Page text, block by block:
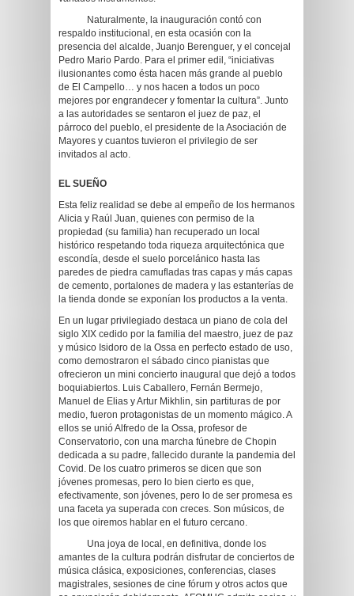
Naturalmente, la inauguración contó con
respaldo institucional, en esta ocasión con la
presencia del alcalde, Juanjo Berenguer, y el concejal
Pedro Mario Pardo. Para el primer edil, “iniciativas
ilusionantes como ésta hacen más grande al pueblo
de El Campello… y nos hacen a todos un poco
mejores por engrandecer y fomentar la cultura”. Junto
a las autoridades se sentaron el juez de paz, el
párroco del pueblo, el presidente de la Asociación de
Mayores y cuantos tuvieron el privilegio de ser
invitados al acto.
EL SUEÑO
Esta feliz realidad se debe al empeño de los hermanos
Alicia y Raúl Juan, quienes con permiso de la
propiedad (su familia) han recuperado un local
histórico respetando toda riqueza arquitectónica que
escondía, desde el suelo porcelánico hasta las
paredes de piedra camufladas tras capas y más capas
de cemento, portalones de madera y las estanterías de
la tienda donde se exponían los productos a la venta.
En un lugar privilegiado destaca un piano de cola del
siglo XIX cedido por la familia del maestro, juez de paz
y músico Isidoro de la Ossa en perfecto estado de uso,
como demostraron el sábado cinco pianistas que
ofrecieron un mini concierto inaugural que dejó a todos
boquiabiertos. Luis Caballero, Fernán Bermejo,
Manuel de Elias y Artur Mikhlin, sin partituras de por
medio, fueron protagonistas de un momento mágico. A
ellos se unió Alfredo de la Ossa, profesor de
Conservatorio, con una marcha fúnebre de Chopin
dedicada a su padre, fallecido durante la pandemia del
Covid. De los cuatro primeros se dicen que son
jóvenes promesas, pero lo bien cierto es que,
efectivamente, son jóvenes, pero lo de ser promesa es
una faceta ya superada con creces. Son músicos, de
los que oiremos hablar en el futuro cercano.
Una joya de local, en definitiva, donde los
amantes de la cultura podrán disfrutar de conciertos de
música clásica, exposiciones, conferencias, clases
magistrales, sesiones de cine fórum y otros actos que